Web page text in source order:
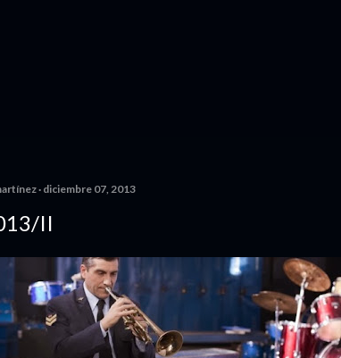
diciembre 07, 2013
II